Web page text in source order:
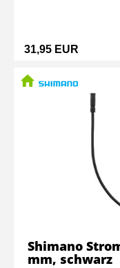
31,95 EUR
Shimano
mm, schwarz